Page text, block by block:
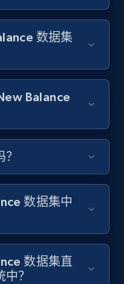
数据集
Balance
数据集中
数据集直
？